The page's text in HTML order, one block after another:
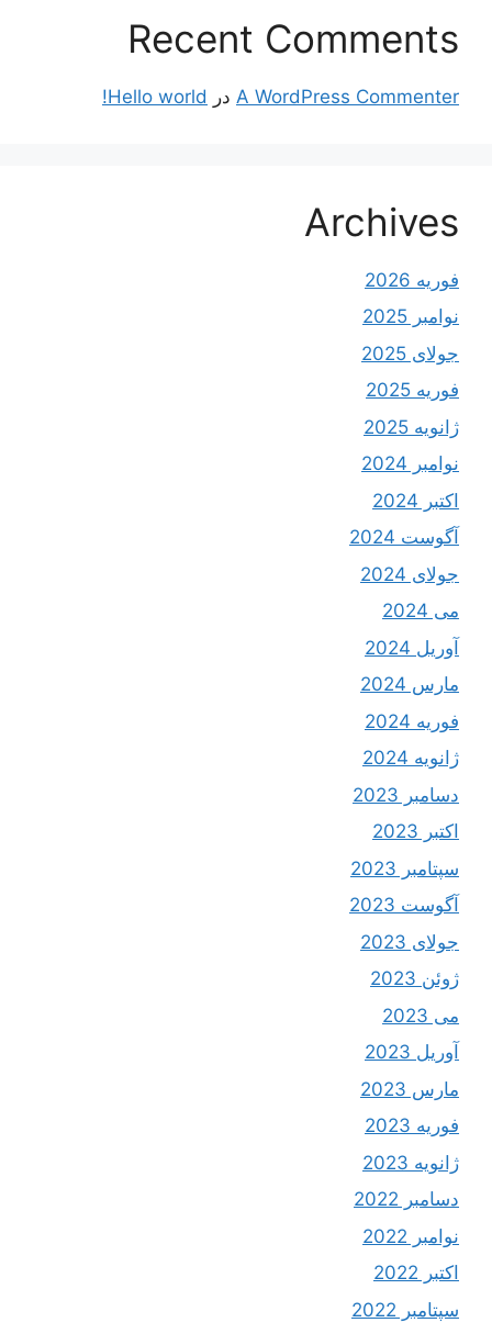
Recent Comments
A WordPress Commenter در Hello world!
Archives
فوریه 2026
نوامبر 2025
جولای 2025
فوریه 2025
ژانویه 2025
نوامبر 2024
اکتبر 2024
آگوست 2024
جولای 2024
می 2024
آوریل 2024
مارس 2024
فوریه 2024
ژانویه 2024
دسامبر 2023
اکتبر 2023
سپتامبر 2023
آگوست 2023
جولای 2023
ژوئن 2023
می 2023
آوریل 2023
مارس 2023
فوریه 2023
ژانویه 2023
دسامبر 2022
نوامبر 2022
اکتبر 2022
سپتامبر 2022